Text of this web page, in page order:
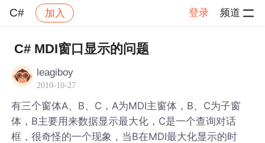
C# 加入 登录 频道
社区 C# 帖子详情
C# MDI窗口显示的问题
leagiboy
2010-10-27
有三个窗体A、B、C，A为MDI主窗体，B、C为子窗
体，B主要用来数据显示最大化，C是一个查询对话
框，很奇怪的一个现象，当B在MDI最大化显示的时